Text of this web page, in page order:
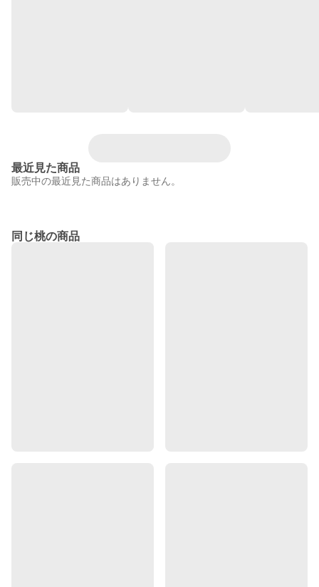
最近見た商品
販売中の最近見た商品はありません。
同じ桃の商品